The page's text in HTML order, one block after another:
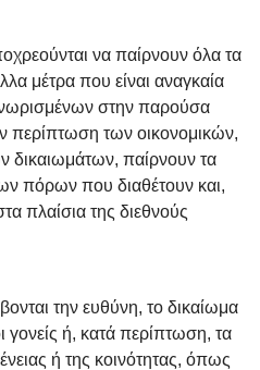
να παίρνουν όλα τα
μέτρα που είναι αναγκαία
στην παρούσα
περίπτωση των οικονομικών,
δικαιωμάτων, παίρνουν τα
πόρων που διαθέτουν και,
πλαίσια της διεθνούς
την ευθύνη, το δικαίωμα
γονείς ή, κατά περίπτωση, τα
ή της κοινότητας, όπως